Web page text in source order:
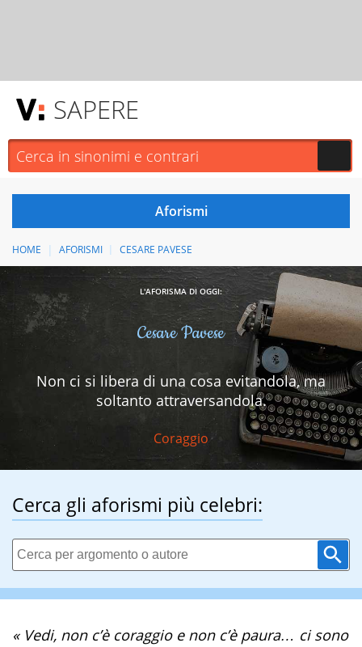
SAPERE
HOME AFORISMI CESARE PAVESE
L'AFORISMA DI OGGI:
Cesare Pavese
Non ci si libera di una cosa evitandola, ma
soltanto attraversandola.
Coraggio
Cerca gli aforismi più celebri:
« Vedi, non c’è coraggio e non c’è paura… ci sono